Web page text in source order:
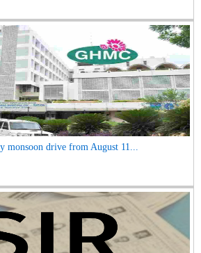
monsoon drive from August 11...